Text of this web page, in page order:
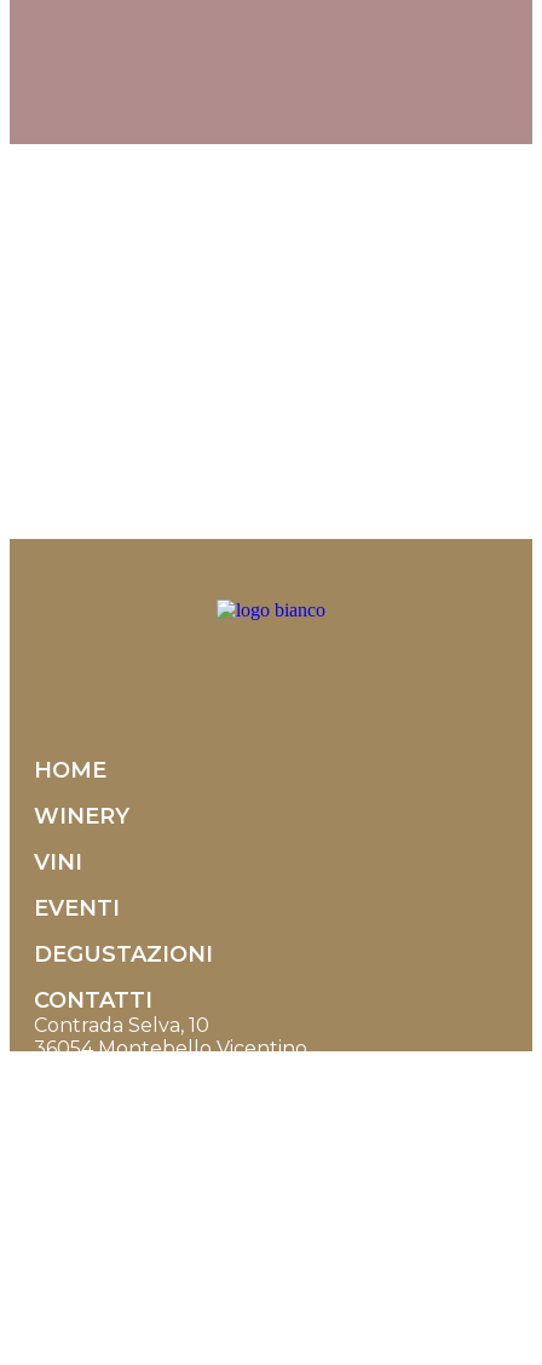
HOME
WINERY
VINI
EVENTI
DEGUSTAZIONI
CONTATTI
Contrada Selva, 10
36054 Montebello Vicentino